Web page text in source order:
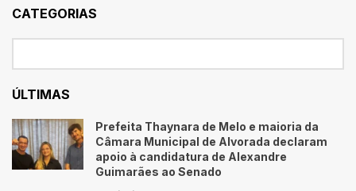
CATEGORIAS
ÚLTIMAS
Prefeita Thaynara de Melo e maioria da
Câmara Municipal de Alvorada declaram
apoio à candidatura de Alexandre
Guimarães ao Senado